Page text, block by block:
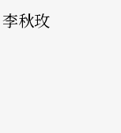
喬治．巴蘭欽（
此時無聲》的配
也找得到格拉斯
李秋玫